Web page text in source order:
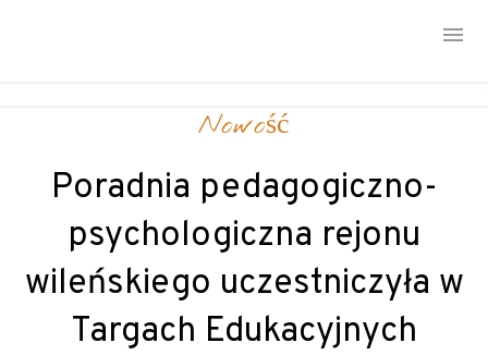
Nowość
Poradnia pedagogiczno-
psychologiczna rejonu
wileńskiego uczestniczyła w
Targach Edukacyjnych